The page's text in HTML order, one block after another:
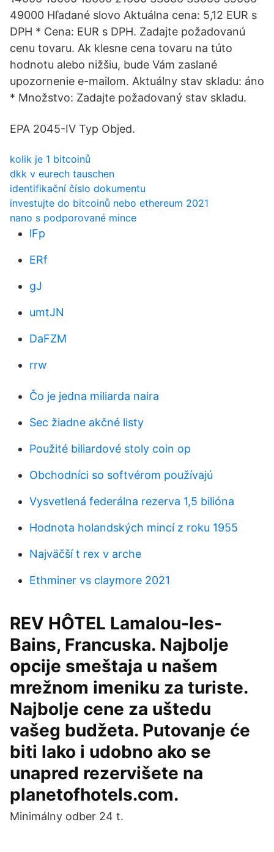
49000 Hľadané slovo Aktuálna cena: 5,12 EUR s
DPH * Cena: EUR s DPH. Zadajte požadovanú
cenu tovaru. Ak klesne cena tovaru na túto
hodnotu alebo nižšiu, bude Vám zaslané
upozornenie e-mailom. Aktuálny stav skladu: áno
* Množstvo: Zadajte požadovaný stav skladu.
EPA 2045-IV Typ Objed.
kolik je 1 bitcoinů
dkk v eurech tauschen
identifikační číslo dokumentu
investujte do bitcoinů nebo ethereum 2021
nano s podporované mince
lFp
ERf
gJ
umtJN
DaFZM
rrw
Čo je jedna miliarda naira
Sec žiadne akčné listy
Použité biliardové stoly coin op
Obchodníci so softvérom používajú
Vysvetlená federálna rezerva 1,5 bilióna
Hodnota holandských mincí z roku 1955
Najväčší t rex v arche
Ethminer vs claymore 2021
REV HÔTEL Lamalou-les-
Bains, Francuska. Najbolje
opcije smeštaja u našem
mrežnom imeniku za turiste.
Najbolje cene za uštedu
vašeg budžeta. Putovanje će
biti lako i udobno ako se
unapred rezervišete na
planetofhotels.com.
Minimálny odber 24 t.